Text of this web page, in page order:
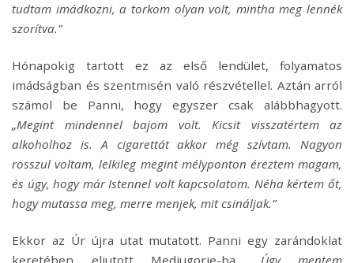
tudtam imádkozni, a torkom olyan volt, mintha meg lennék
szorítva.”
Hónapokig tartott ez az első lendület, folyamatos
imádságban és szentmisén való részvétellel. Aztán arról
számol be Panni, hogy egyszer csak alábbhagyott.
„Megint mindennel bajom volt. Kicsit visszatértem az
alkoholhoz is. A cigarettát akkor még szívtam. Nagyon
rosszul voltam, lelkileg megint mélyponton éreztem magam,
és úgy, hogy már Istennel volt kapcsolatom. Néha kértem őt,
hogy mutassa meg, merre menjek, mit csináljak.”
Ekkor az Úr újra utat mutatott. Panni egy zarándoklat